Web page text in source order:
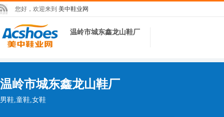
您好，欢迎来到 美中鞋业网
温岭市城东鑫龙山鞋厂
温岭市城东鑫龙山鞋厂
男鞋,童鞋,女鞋